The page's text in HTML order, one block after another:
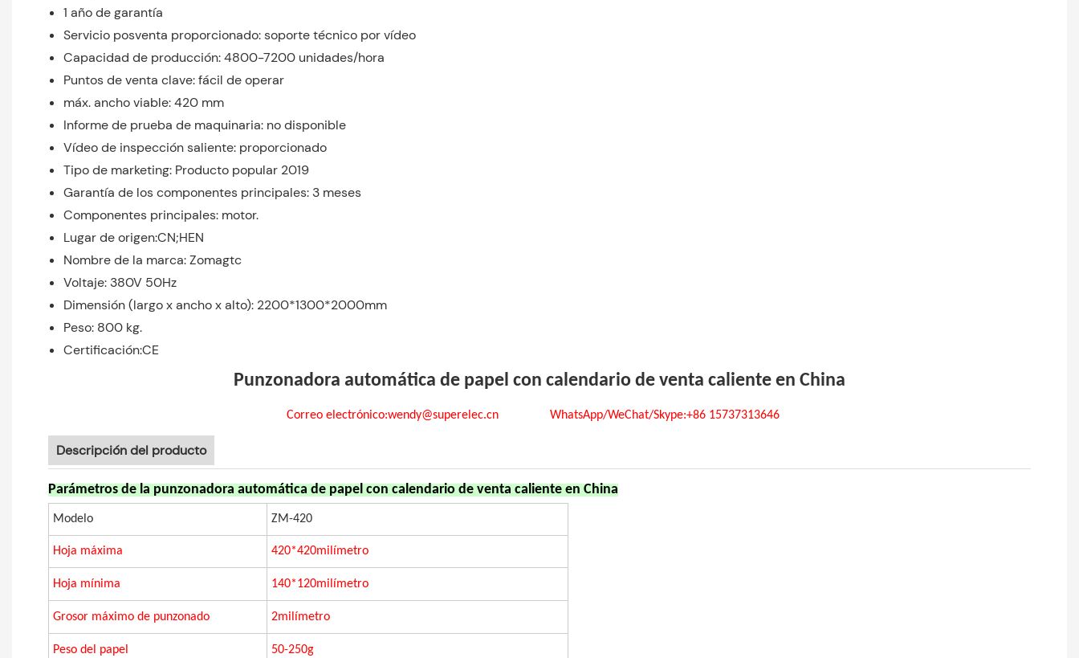
1 año de garantía
Servicio posventa proporcionado: soporte técnico por vídeo
Capacidad de producción: 4800-7200 unidades/hora
Puntos de venta clave: fácil de operar
máx. ancho viable: 420 mm
Informe de prueba de maquinaria: no disponible
Vídeo de inspección saliente: proporcionado
Tipo de marketing: Producto popular 2019
Garantía de los componentes principales: 3 meses
Componentes principales: motor.
Lugar de origen:CN;HEN
Nombre de la marca: Zomagtc
Voltaje: 380V 50Hz
Dimensión (largo x ancho x alto): 2200*1300*2000mm
Peso: 800 kg.
Certificación:CE
Punzonadora automática de papel con calendario de venta caliente en China
Correo electrónico:wendy@superelec.cn WhatsApp/WeChat/Skype:+86 15737313646
Descripción del producto
Parámetros de la punzonadora automática de papel con calendario de venta caliente en China
Modelo ZM-420
Hoja máxima 420*420milímetro
Hoja mínima 140*120milímetro
Grosor máximo de punzonado 2milímetro
Peso del papel 50-250g